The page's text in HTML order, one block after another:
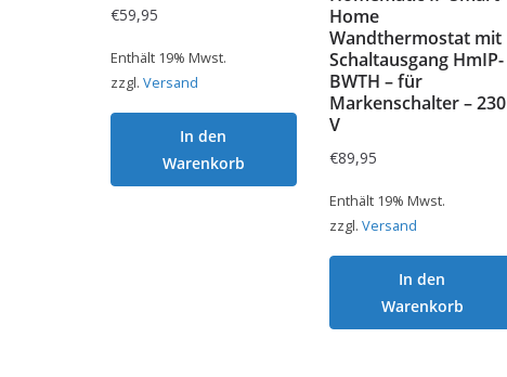
€59,95
Enthält 19% Mwst.
zzgl. Versand
In den
Warenkorb
Home
Wandthermostat mit
Schaltausgang HmIP-
BWTH – für
Markenschalter – 230
V
€89,95
Enthält 19% Mwst.
zzgl. Versand
In den
Warenkorb